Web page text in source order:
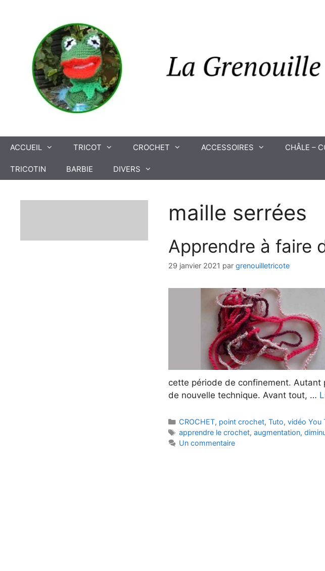
ACCUEIL TRICOT CROCHET ACCESSOIRES CHÂLE –
TRICOTIN BARBIE DIVERS
maille serrées
Apprendre à faire
29 janvier 2021 par grenouilletricote
cette période de confinement.
de nouvelle technique. Avant tout, …
Catégories
CROCHET, point crochet,Tuto,vidéo You
Étiquettes
apprendre le crochet,augmentation,
Un commentaire